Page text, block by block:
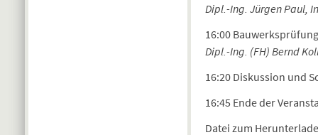
Dipl.-Ing. Jürgen Paul,
16:00
Dipl.-Ing. (FH) Bernd
16:20 Diskussion und
16:45 Ende der
Datei zum